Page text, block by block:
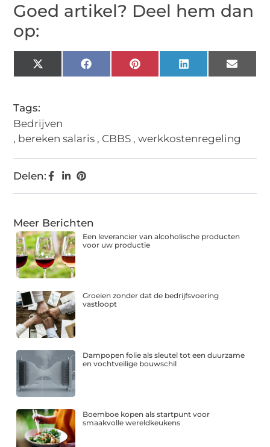
Goed artikel? Deel hem dan
op:
X
(Twitter)
FacebookPinterestLinkedIn Email
Tags:
Bedrijven
, bereken salaris , CBBS ,werkkostenregeling
Delen:
Meer Berichten
Een leverancier van alcoholische producten
voor uw productie
Groeien zonder dat de bedrijfsvoering
vastloopt
Dampopen folie als sleutel tot een duurzame
en vochtveilige bouwschil
Boemboe kopen als startpunt voor
smaakvolle wereldkeukens